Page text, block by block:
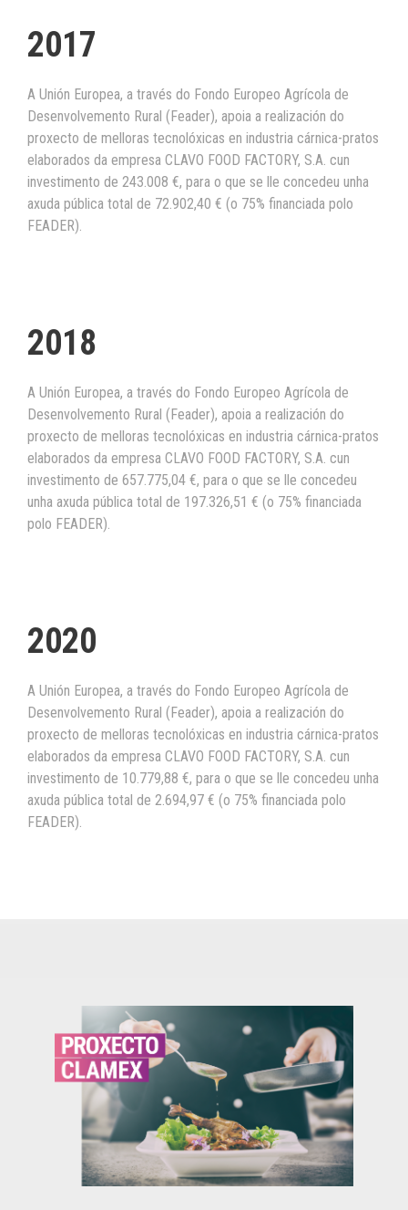
2017
A Unión Europea, a través do Fondo Europeo Agrícola de
Desenvolvemento Rural (Feader), apoia a realización do
proxecto de melloras tecnolóxicas en industria cárnica-pratos
elaborados da empresa CLAVO FOOD FACTORY, S.A. cun
investimento de 243.008 €, para o que se lle concedeu unha
axuda pública total de 72.902,40 € (o 75% financiada polo
FEADER).
2018
A Unión Europea, a través do Fondo Europeo Agrícola de
Desenvolvemento Rural (Feader), apoia a realización do
proxecto de melloras tecnolóxicas en industria cárnica-pratos
elaborados da empresa CLAVO FOOD FACTORY, S.A. cun
investimento de 657.775,04 €, para o que se lle concedeu
unha axuda pública total de 197.326,51 € (o 75% financiada
polo FEADER).
2020
A Unión Europea, a través do Fondo Europeo Agrícola de
Desenvolvemento Rural (Feader), apoia a realización do
proxecto de melloras tecnolóxicas en industria cárnica-pratos
elaborados da empresa CLAVO FOOD FACTORY, S.A. cun
investimento de 10.779,88 €, para o que se lle concedeu unha
axuda pública total de 2.694,97 € (o 75% financiada polo
FEADER).